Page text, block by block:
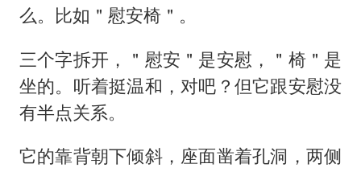
么。比如＂慰安椅＂。
三个字拆开，＂慰安＂是安慰，＂椅＂是
坐的。听着挺温和，对吧？但它跟安慰没
有半点关系。
它的靠背朝下倾斜，座面凿着孔洞，两侧